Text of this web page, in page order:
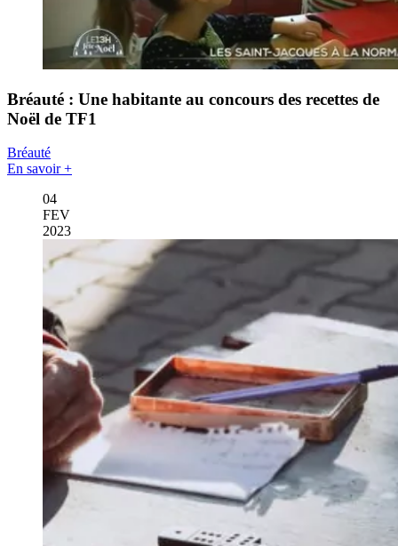
Bréauté : Une habitante au concours des recettes de
Noël de TF1
Bréauté
En savoir +
04
FEV
2023